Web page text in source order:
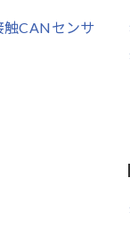
触CANセンサ